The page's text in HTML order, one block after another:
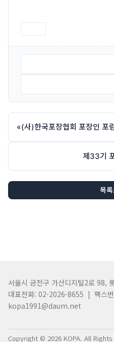
«(사)한국포장협회 포장인 포
제33기
목
서울시 금천구 가산디지털2로 98,
대표전화: 02-2026-8655 | 팩스
kopa1991@daum.net
Copyright © 2026 KOPA. All